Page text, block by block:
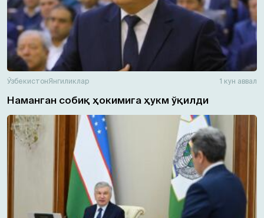
ЎзбекистонЯнгиликлар 1 кун аввал
Наманган собиқ ҳокимига ҳукм ўқилди